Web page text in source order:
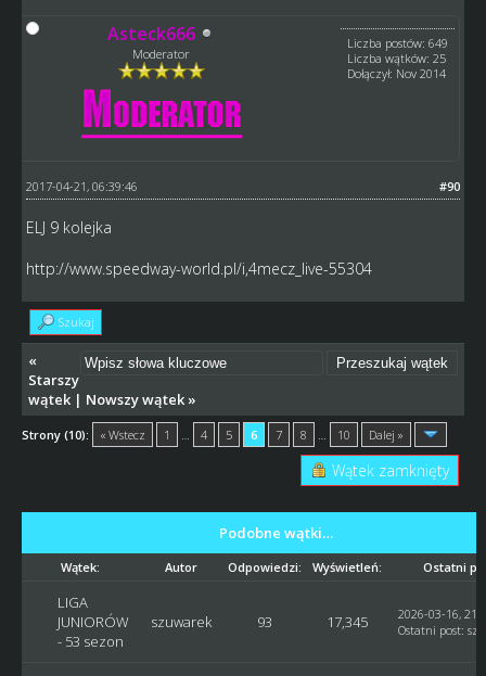
Asteck666
Moderator
Liczba postów: 649
Liczba wątków: 25
Dołączył: Nov 2014
#90
2017-04-21, 06:39:46
ELJ 9 kolejka
http://www.speedway-world.pl/i,4mecz_live-55304
Szukaj
«
Starszy
wątek| Nowszy wątek»
Strony (10): « Wstecz 1 4 5 6 7 8 10 Dalej »
Wątek zamknięty
Podobne wątki…
Wątek: Autor Odpowiedzi: Wyświetleń: Ostatni
LIGA
JUNIORÓW
- 53 sezon
szuwarek 93 17,345
2026-03-16,
Ostatni post: